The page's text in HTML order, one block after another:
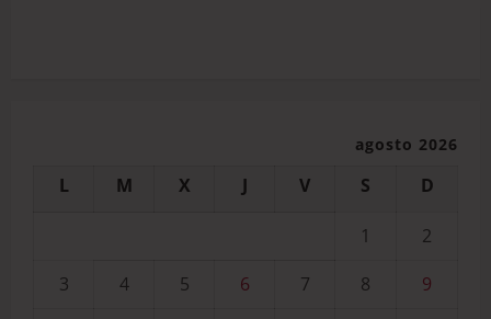
agosto 2026
L M X J V S D
1
2
3
4 5 6 7 8
9